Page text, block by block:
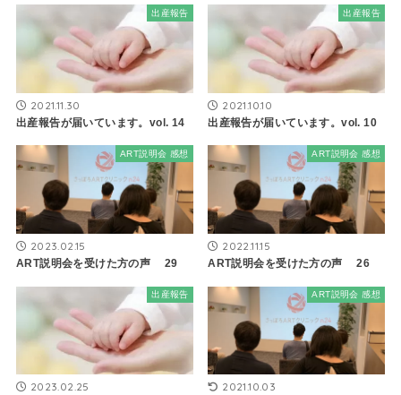
出産報告
2021.11.30
出産報告が届いています。vol. 14
出産報告
2021.10.10
出産報告が届いています。vol. 10
ART説明会 感想
2023.02.15
ART説明会を受けた方の声 29
ART説明会 感想
2022.11.15
ART説明会を受けた方の声 26
出産報告
2023.02.25
ART説明会 感想
2021.10.03